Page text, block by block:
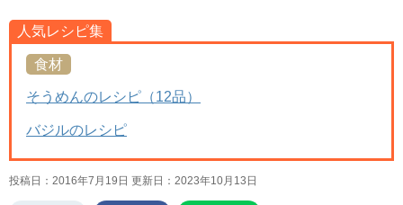
人気レシピ集
食材
そうめんのレシピ（12品）
バジルのレシピ
投稿日：2016年7月19日 更新日： 2023年10月13日